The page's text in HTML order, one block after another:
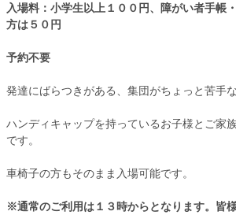
入場料：小学生以上１００円、 障がい者手帳
方は５０円
予約不要
発達にばらつきがある、集団がちょっと苦手な
ハンディキャップを持っているお子様とご家
です。
車椅子の方もそのまま入場可能です。
※通常のご利用は１３時からとなります。皆